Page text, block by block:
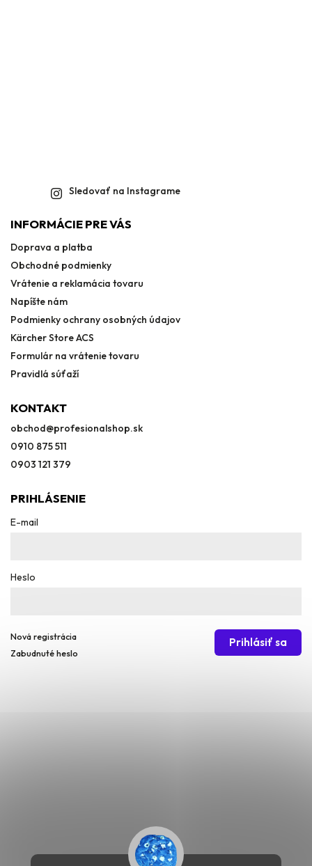
Sledovať na Instagrame
INFORMÁCIE PRE VÁS
Doprava a platba
Obchodné podmienky
Vrátenie a reklamácia tovaru
Napíšte nám
Podmienky ochrany osobných údajov
Kärcher Store ACS
Formulár na vrátenie tovaru
Pravidlá súťaží
KONTAKT
obchod@profesionalshop.sk
0910 875 511
0903 121 379
PRIHLÁSENIE
E-mail
Heslo
Prihlásiť sa
Nová registrácia
Zabudnuté heslo